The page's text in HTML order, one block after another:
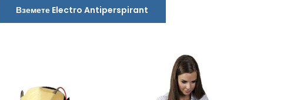
Вземете Electro Antiperspirant